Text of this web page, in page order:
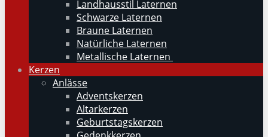
Landhausstil Laternen
Schwarze Laternen
Braune Laternen
Natürliche Laternen
Metallische Laternen
Kerzen
Anlässe
Adventskerzen
Altarkerzen
Geburtstagskerzen